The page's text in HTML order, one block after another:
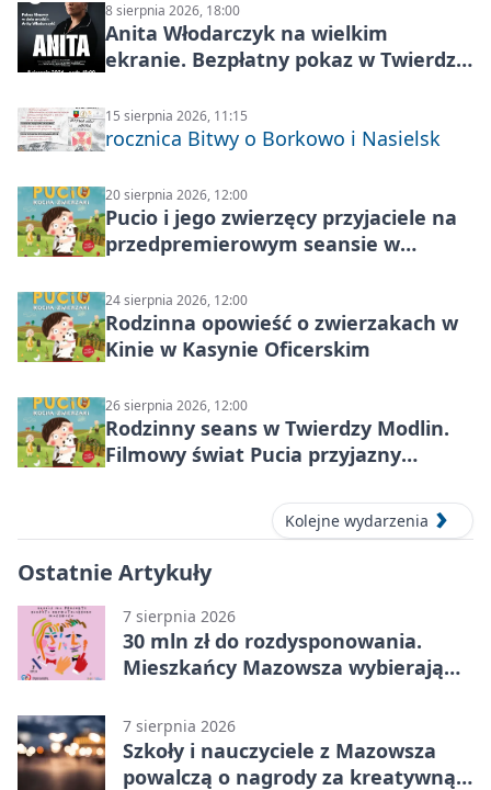
8 sierpnia 2026, 18:00
Anita Włodarczyk na wielkim
ekranie. Bezpłatny pokaz w Twierdzy
15 sierpnia 2026, 11:15
rocznica Bitwy o Borkowo i Nasielsk
20 sierpnia 2026, 12:00
Pucio i jego zwierzęcy przyjaciele na
przedpremierowym seansie w
24 sierpnia 2026, 12:00
Rodzinna opowieść o zwierzakach w
Kinie w Kasynie Oficerskim
26 sierpnia 2026, 12:00
Rodzinny seans w Twierdzy Modlin.
Filmowy świat Pucia przyjazny
Kolejne wydarzenia
Ostatnie Artykuły
7 sierpnia 2026
30 mln zł do rozdysponowania.
Mieszkańcy Mazowsza wybierają
7 sierpnia 2026
Szkoły i nauczyciele z Mazowsza
powalczą o nagrody za kreatywną